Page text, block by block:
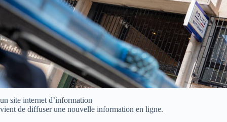
un site internet d’information
vient de diffuser une nouvelle information en ligne.